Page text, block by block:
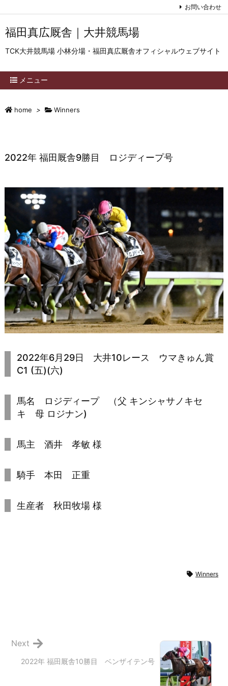
福田真広厩舎｜大井競馬場
TCK大井競馬場 小林分場・福田真広厩舎オフィシャルウェブサイト
メニュー
お問い合わせ
home > Winners
2022年 福田厩舎9勝目 ロジディープ号
2022年6月29日 大井10レース ウマきゅん賞
C1 (五)(六)
馬名 ロジディープ （父 キンシャサノキセ
キ 母 ロジナン)
馬主 酒井 孝敏 様
騎手 本田 正重
生産者 秋田牧場 様
Winners
2022年 福田厩舎10勝目 ベンザイテン号
Next